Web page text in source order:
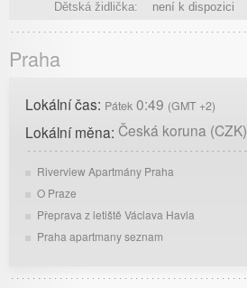
Dětská židlička:
není k dispozici
Praha
Lokální čas: Pátek 0:49 (GMT +2)
Lokální měna: Česká koruna (CZK)
Riverview Apartmány Praha
O Praze
Přeprava z letiště Václava Havla
Praha apartmany seznam